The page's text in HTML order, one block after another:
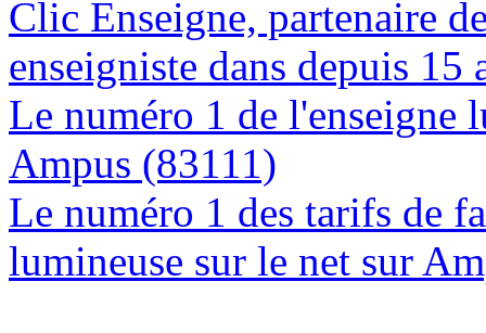
Clic Enseigne, partenaire
enseigniste dans depuis 15
Le numéro 1 de l'enseigne
Ampus (83111)
Le numéro 1 des tarifs de
lumineuse sur le net sur